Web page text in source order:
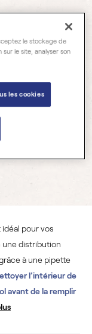
30ml
pour vos
une distribution
à une pipette
l’intérieur de
avant de la remplir
le stockage de
le site, analyser son
les cookies